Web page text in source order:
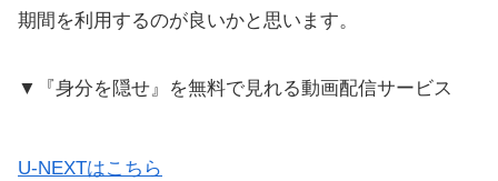
期間を利用するのが良いかと思います。
▼『身分を隠せ』を無料で見れる動画配信サービス
U-NEXTはこちら